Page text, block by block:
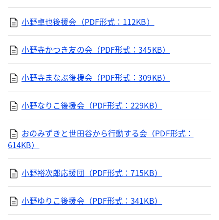
小野卓也後援会（PDF形式：112KB）
小野寺かつき友の会（PDF形式：345KB）
小野寺まなぶ後援会（PDF形式：309KB）
小野なりこ後援会（PDF形式：229KB）
おのみずきと世田谷から行動する会（PDF形式：
614KB）
小野裕次郎応援団（PDF形式：715KB）
小野ゆりこ後援会（PDF形式：341KB）